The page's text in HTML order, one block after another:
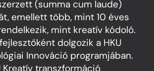
(summa cum laude)
emellett több, mint 10 éves
mint kreatív kódoló.
dolgozik a HKU
Innováció programjában.
Kreatív transzformáció